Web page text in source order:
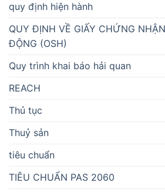
quy định hiện hành
QUY ĐỊNH VỀ GIẤY CHỨNG
ĐỘNG (OSH)
Quy trình khai báo hải quan
REACH
Thủ tục
Thuỷ sản
tiêu chuẩn
TIÊU CHUẨN PAS 2060